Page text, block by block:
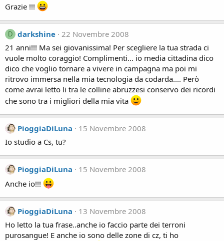
Grazie !!!
D darkshine 22 Novembre 2008
21 anni!!! Ma sei giovanissima! Per scegliere la tua strada ci
vuole molto coraggio! Complimenti... io media cittadina dico
dico che voglio tornare a vivere in campagna ma poi mi
ritrovo immersa nella mia tecnologia da codarda.... Però
come avrai letto li tra le colline abruzzesi conservo dei ricordi
che sono tra i migliori della mia vita
PioggiaDiLuna
15 Novembre 2008
Io studio a Cs, tu?
PioggiaDiLuna
15 Novembre 2008
Anche io!!!
PioggiaDiLuna
13 Novembre 2008
Ho letto la tua frase..anche io faccio parte dei terroni
purosangue! E anche io sono delle zone di cz, ti ho